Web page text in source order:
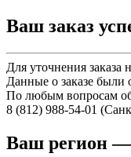
Ваш заказ
Для уточнения
Данные о заказе были
По любым вопросам
8 (812) 988-54-01
Ваш регион —